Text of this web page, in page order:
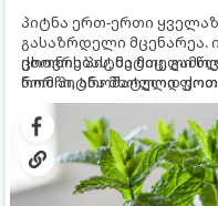
პიტნა ერთ-ერთი
გასაზრდელი მცენარეა.
ცხოვრებას, მეტიც,
რომ პიტნა მხოლოდ
გრუნტში (ბაღში)
სწრაფად ვრცელდება და
ქოთნის პიტნა მთელი
ნორჩი, არომატული
კერძებისთვის.